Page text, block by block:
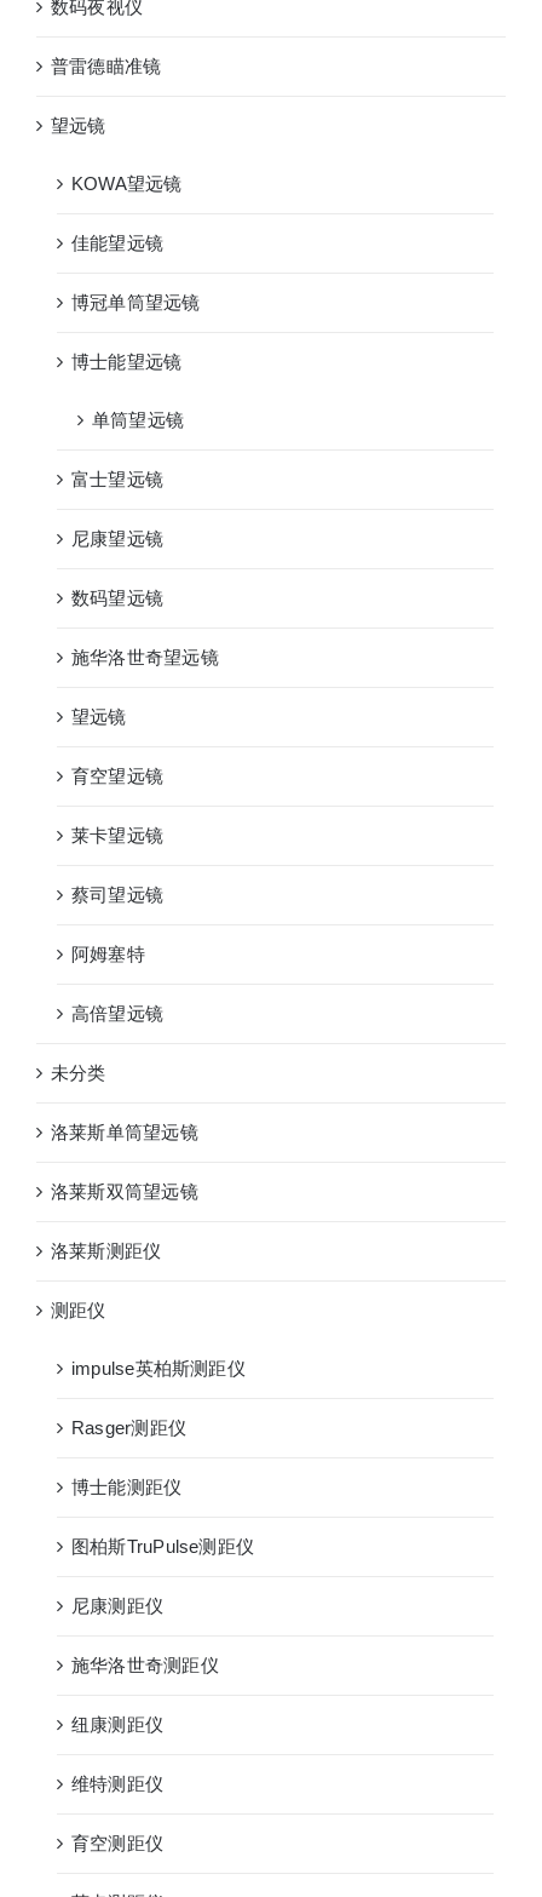
数码夜视仪
普雷德瞄准镜
望远镜
KOWA望远镜
佳能望远镜
博冠单筒望远镜
博士能望远镜
单筒望远镜
富士望远镜
尼康望远镜
数码望远镜
施华洛世奇望远镜
望远镜
育空望远镜
莱卡望远镜
蔡司望远镜
阿姆塞特
高倍望远镜
未分类
洛莱斯单筒望远镜
洛莱斯双筒望远镜
洛莱斯测距仪
测距仪
impulse英柏斯测距仪
Rasger测距仪
博士能测距仪
图柏斯TruPulse测距仪
尼康测距仪
施华洛世奇测距仪
纽康测距仪
维特测距仪
育空测距仪